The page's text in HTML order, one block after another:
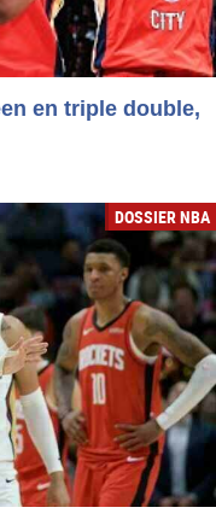
en triple double,
DOSSIER NBA